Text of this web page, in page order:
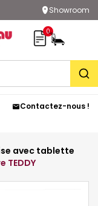
Showroom
0
Contactez-nous !
avec tablette